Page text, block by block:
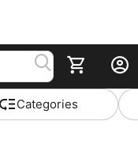
Сategories